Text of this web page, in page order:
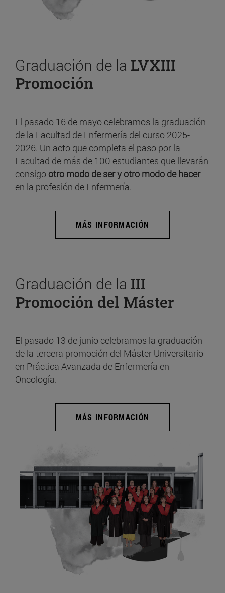
Graduación de la LVXIII
Promoción
El pasado 16 de mayo celebramos la graduación
de la Facultad de Enfermería del curso 2025-
2026. Un acto que completa el paso por la
Facultad de más de 100 estudiantes que llevarán
consigo otro modo de ser y otro modo de hacer
en la profesión de Enfermería.
MÁS INFORMACIÓN
Graduación de la III
Promoción del Máster
El pasado 13 de junio celebramos la graduación
de la tercera promoción del Máster Universitario
en Práctica Avanzada de Enfermería en
Oncología.
MÁS INFORMACIÓN